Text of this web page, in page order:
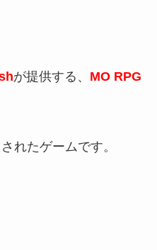
が提供する、 MO RPG
れたゲームです。